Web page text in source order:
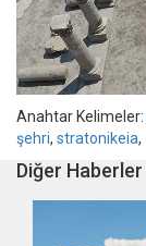
Anahtar Kelimeler:
şehri, stratonikeia,
Diğer Haberler